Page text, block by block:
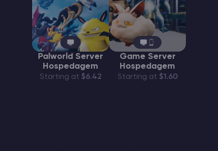
Palworld Server
Hospedagem
Starting at $6.42
Game Server
Hospedagem
Starting at $1.60